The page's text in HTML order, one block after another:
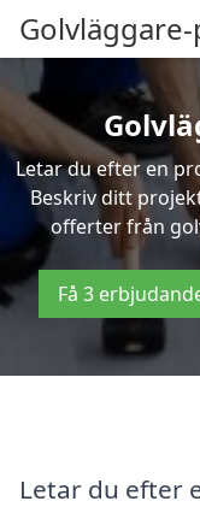
Letar du efter en
Beskriv ditt
offerter från
Få 3
Letar du efter